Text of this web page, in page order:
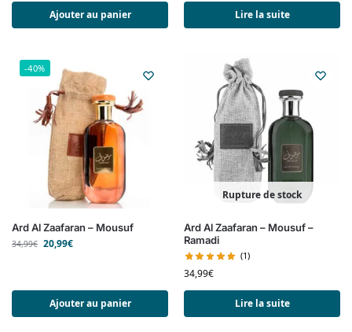
Ajouter au panier Lire la suite
-40%
Ard Al Zaafaran – Mousuf
34,99€ 20,99€
Ajouter au panier
Rupture de stock
Ard Al Zaafaran – Mousuf –
Ramadi
(1)
34,99€
Lire la suite